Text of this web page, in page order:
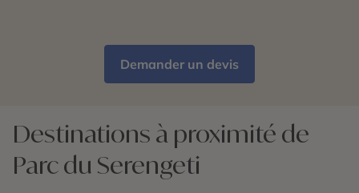
Demander un devis
Destinations à proximité de
Parc du Serengeti